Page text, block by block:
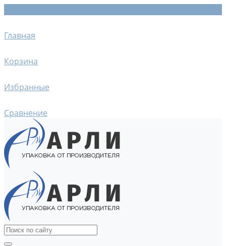
Главная
Корзина
Избранные
Сравнение